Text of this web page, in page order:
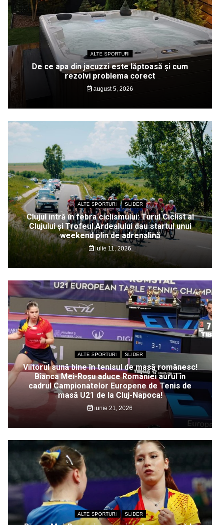
ALTE SPORTURI
De ce apa din jacuzzi este lăptoasă și cum
rezolvi problema corect
august 5, 2026
ALTE SPORTURI SLIDER
Clujul intră în febra ciclismului: Turul Ciclist al
Clujului și Trofeul Ardealului dau startul unui
weekend plin de adrenalină
iulie 11, 2026
ALTE SPORTURI SLIDER
Viitorul sună bine în tenisul de masă românesc!
Bianca Mei-Roșu aduce României aurul în
cadrul Campionatelor Europene de Tenis de
masă U21 de la Cluj-Napoca!
iunie 21, 2026
ALTE SPORTURI SLIDER